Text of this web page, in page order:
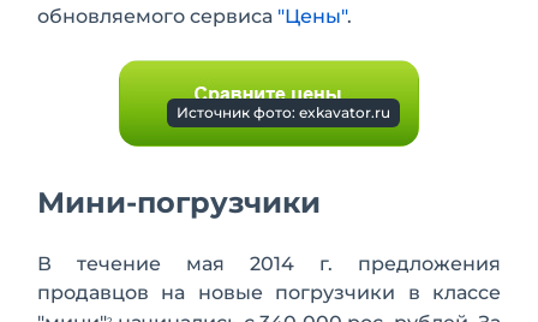
обновляемого сервиса "Цены".
Источник фото: exkavator.ru
Мини-погрузчики
В течение мая 2014 г. предложения
продавцов на новые погрузчики в классе